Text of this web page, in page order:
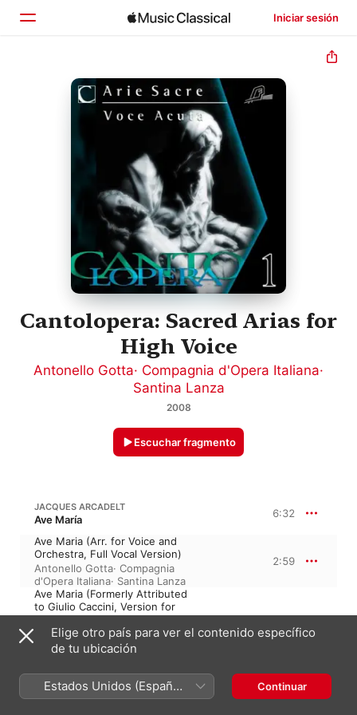
Iniciar sesión
Inicio
Cantolopera: Sacred Arias for
High Voice
Antonello Gotta· Compagnia d'Opera Italiana·
Santina Lanza
2008
Escuchar fragmento
JACQUES ARCADELT
Ave María 6:32
Ave Maria (Arr. for Voice and
Orchestra, Full Vocal Version)
Antonello Gotta· Compagnia
d'Opera Italiana· Santina Lanza
2:59
Ave Maria (Formerly Attributed
to Giulio Caccini, Version for
Voice and Orchestra, Full Vocal
Version)
Compagnia d'Opera Italiana
3:32
GEORGE FRIDERIC HANDEL
Serse, HWV 40 · “Jerjes”
Elige otro país para ver el contenido específico
de tu ubicación
Estados Unidos (Español
México)
Continuar